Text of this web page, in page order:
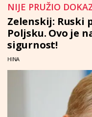
NIJE PRUŽIO
Zelenskij: Ruski
Poljsku. Ovo je
sigurnost!
HINA